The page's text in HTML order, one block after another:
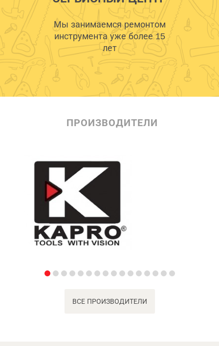
Мы занимаемся ремонтом
инструмента уже более 15
лет
ПРОИЗВОДИТЕЛИ
ВСЕ ПРОИЗВОДИТЕЛИ